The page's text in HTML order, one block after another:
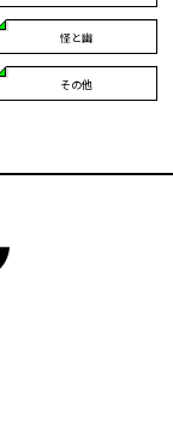
怪と幽
その他